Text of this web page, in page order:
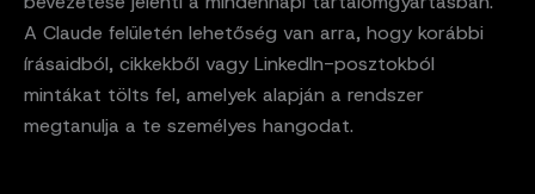
A Claude felületén lehetőség van arra, hogy korábbi
írásaidból, cikkekből vagy LinkedIn-posztokból
mintákat tölts fel, amelyek alapján a rendszer
megtanulja a te személyes hangodat.